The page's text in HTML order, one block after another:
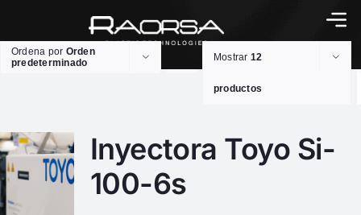
Ordena por Orden
predeterminado
Mostrar 12
productos
Inyectora Toyo Si-
100-6s